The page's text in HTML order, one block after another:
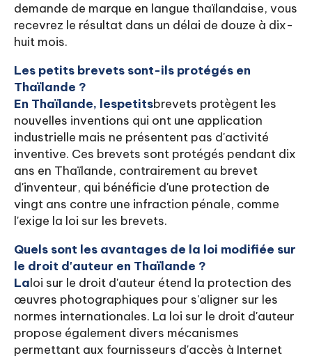
demande de marque en langue thaïlandaise, vous
recevrez le résultat dans un délai de douze à dix-
huit mois.
Les petits brevets sont-ils protégés en
Thaïlande ?
En Thaïlande, lespetitsbrevets protègent les
nouvelles inventions qui ont une application
industrielle mais ne présentent pas d'activité
inventive. Ces brevets sont protégés pendant dix
ans en Thaïlande, contrairement au brevet
d'inventeur, qui bénéficie d'une protection de
vingt ans contre une infraction pénale, comme
l'exige la loi sur les brevets.
Quels sont les avantages de la loi modifiée sur
le droit d'auteur en Thaïlande ?
Laloi sur le droit d'auteur étend la protection des
œuvres photographiques pour s'aligner sur les
normes internationales. La loi sur le droit d'auteur
propose également divers mécanismes
permettant aux fournisseurs d'accès à Internet